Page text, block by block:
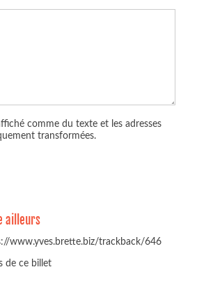
comme du texte et les adresses
transformées.
ailleurs
www.yves.brette.biz/trackback/646
de ce billet